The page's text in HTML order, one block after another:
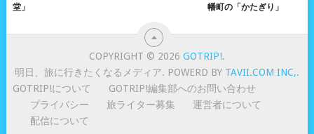
堂」
幡町の「かたぎり」
COPYRIGHT © 2026GOTRIP!.
明日、旅に行きたくなるメディア. POWERD BY TAVII.COM INC,.
GOTRIP!について
GOTRIP!編集部へのお問い合わせ
プライバシー
旅ライター募集
運営者について
配信について